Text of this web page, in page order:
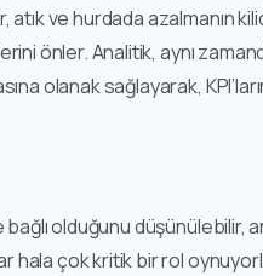
ve hurdada azalmanın
önler. Analitik, aynı
olanak sağlayarak,
olduğunu düşünülebilir,
hala çok kritik bir rol